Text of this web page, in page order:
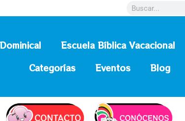
Escuela Bíblica Vacacional
Categorías
Eventos Blog